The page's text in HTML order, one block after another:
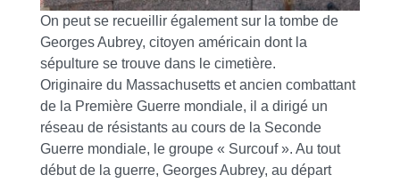
On peut se recueillir également sur la tombe de
Georges Aubrey, citoyen américain dont la
sépulture se trouve dans le cimetière.
Originaire du Massachusetts et ancien combattant
de la Première Guerre mondiale, il a dirigé un
réseau de résistants au cours de la Seconde
Guerre mondiale, le groupe « Surcouf ». Au tout
début de la guerre, Georges Aubrey, au départ